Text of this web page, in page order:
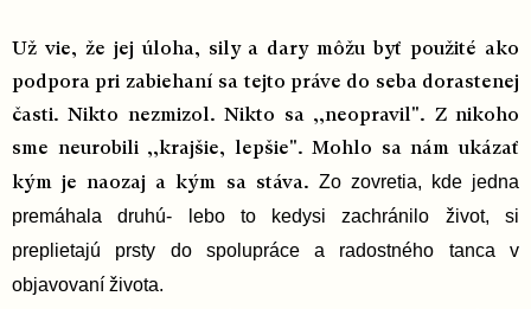
Už vie, že jej úloha, sily a dary môžu byť použité ako
podpora pri zabiehaní sa tejto práve do seba dorastenej
časti. Nikto nezmizol. Nikto sa ,,neopravil". Z nikoho
sme neurobili ,,krajšie, lepšie". Mohlo sa nám ukázať
kým je naozaj a kým sa stáva. Zo zovretia, kde jedna
premáhala druhú- lebo to kedysi zachránilo život, si
preplietajú prsty do spolupráce a radostného tanca v
objavovaní života.